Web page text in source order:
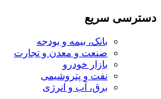
دسترسی سریع
بانک، بیمه و بودجه
صنعت و معدن و تجارت
بازار خودرو
نفت و پتروشیمی
برق، آب و انرژی